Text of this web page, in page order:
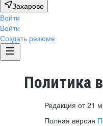
Захарово
Войти
Войти
Создать резюме
Политика
Редакция от 21
Полная версия